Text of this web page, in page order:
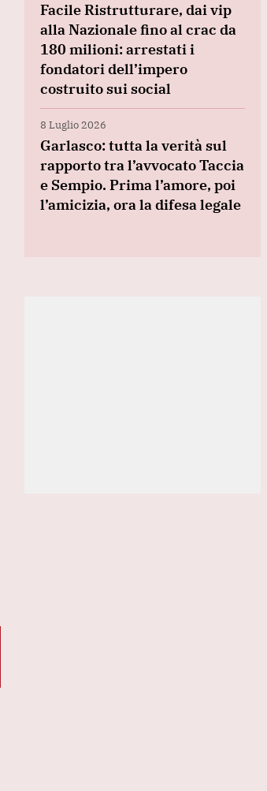
Facile Ristrutturare, dai vip
alla Nazionale fino al crac da
180 milioni: arrestati i
fondatori dell’impero
costruito sui social
8 Luglio 2026
Garlasco: tutta la verità sul
rapporto tra l’avvocato Taccia
e Sempio. Prima l’amore, poi
l’amicizia, ora la difesa legale